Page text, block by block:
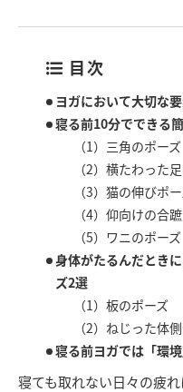
目次
ヨガにおいて大切な
寝る前10分でできる
（1）三角のポーズ
（2）横たわった
（3）猫の伸びポ
（4）仰向けの合
（5）ワニのポーズ
身体がたるんだとき
ズ2選
（1）板のポーズ
（2）ねじった体
寝る前ヨガでは「環
寝ても取れない日々の疲